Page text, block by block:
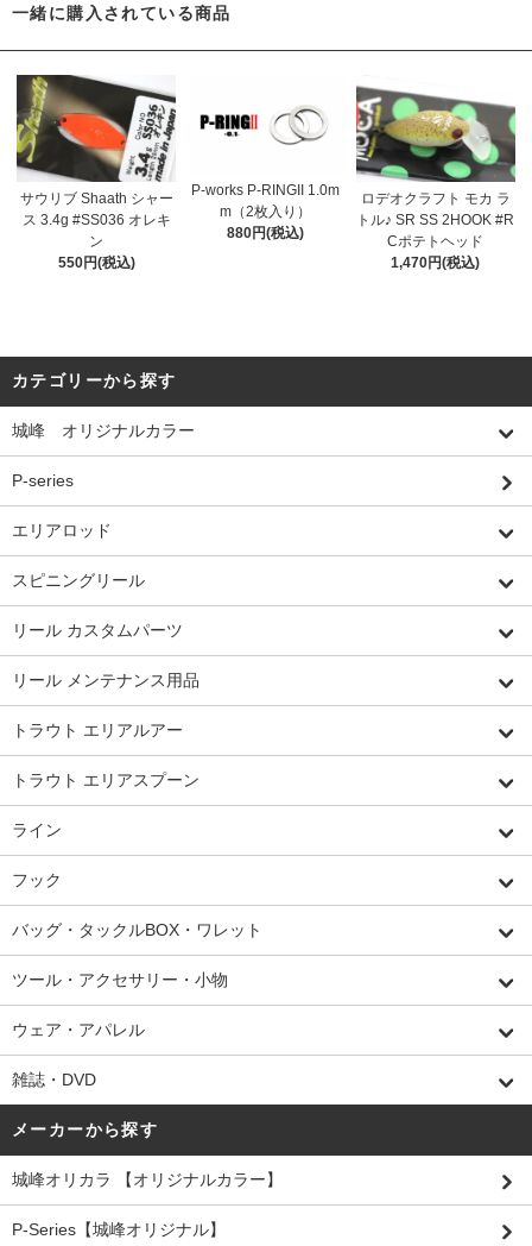
一緒に購入されている商品
サウリブ Shaath シャー
ス 3.4g #SS036 オレキ
ン
550円(税込)
P-works P-RINGII 1.0m
m（2枚入り）
880円(税込)
ロデオクラフト モカ ラ
トル♪ SR SS 2HOOK #R
Cポテトヘッド
1,470円(税込)
カテゴリーから探す
城峰 オリジナルカラー
P-series
エリアロッド
スピニングリール
リール カスタムパーツ
リール メンテナンス用品
トラウト エリアルアー
トラウト エリアスプーン
ライン
フック
バッグ・タックルBOX・ワレット
ツール・アクセサリー・小物
ウェア・アパレル
雑誌・DVD
メーカーから探す
城峰オリカラ 【オリジナルカラー】
P-Series【城峰オリジナル】